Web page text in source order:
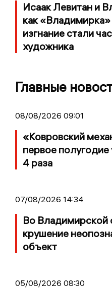
Исаак Левитан и
как
изгнание стали
художника
Главные
08/08/2026 09:01
«Ковровский
первое
4 раза
07/08/2026 14:34
Во Владимирской
крушение
объект
05/08/2026 08:30